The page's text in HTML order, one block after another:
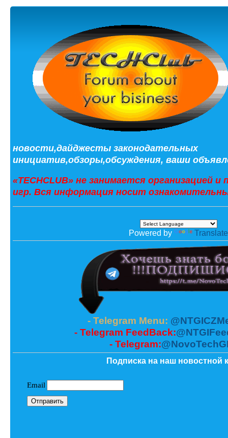
новости,дайджесты законодательных
инициатив,обзоры,обсуждения, ваши
«TECHCLUB» не занимается организацией
игр. Вся информация носит
Powered by Translate
- Telegram Menu:
- Telegram FeedBack:
- Telegram:
Подписка на наш новостной